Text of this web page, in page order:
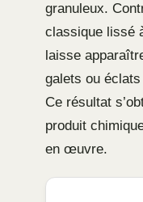
granuleux.
classique lissé
laisse
galets ou
Ce résultat
produit
en œuvre.